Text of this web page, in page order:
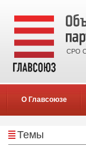
СРО
О Главсоюзе
Темы